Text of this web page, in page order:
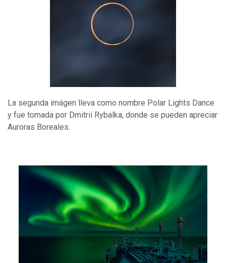
La segunda imágen lleva como nombre Polar Lights Dance
y fue tomada por Dmitrii Rybalka, donde se pueden apreciar
Auroras Boreales.